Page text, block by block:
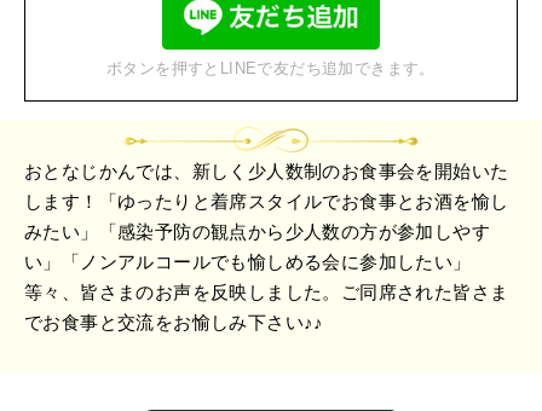
ボタンを押すとLINEで友だち追加できます。
おとなじかんでは、新しく少人数制のお食事会を開始いた
します！「ゆったりと着席スタイルでお食事とお酒を愉し
みたい」「感染予防の観点から少人数の方が参加しやす
い」「ノンアルコールでも愉しめる会に参加したい」
等々、皆さまのお声を反映しました。ご同席された皆さま
でお食事と交流をお愉しみ下さい♪♪